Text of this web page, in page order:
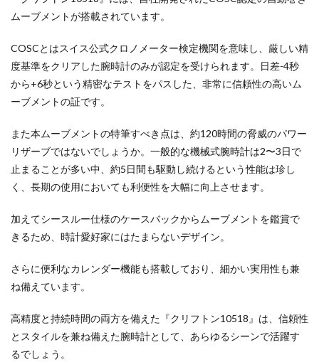
ムーブメントが搭載されています。
COSCとはスイス公式クロノメーター検定機関を意味し、厳しい精
度基準をクリアした腕時計のみが認定を受けられます。日差-4秒
から+6秒という精密なテストをパスした、非常に信頼性の高いム
ーブメントの証です。
また本ムーブメントの特筆すべき点は、約120時間の脅威のパワー
リザーブではないでしょうか。一般的な機械式腕時計は2〜3日で
止まることが多い中、約5日間も駆動し続けるという性能は珍し
く、長期の使用においても利便性を大幅に向上させます。
加えてシースルー仕様のケースバックからムーブメントを鑑賞で
きるため、時計愛好家にはたまらないデザイン。
さらに便利なカレンダー機能も搭載しており、細かい実用性も兼
ね備えています。
高精度と持続時間の両方を備えた『クリフトン10518』は、信頼性
とスタイルを兼ね備えた腕時計として、あらゆるシーンで活躍す
るでしょう。